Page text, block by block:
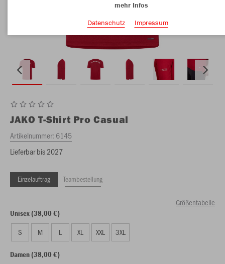
JAKO T-Shirt Pro Casual
Artikelnummer: 6145
Lieferbar bis 2027
Einzelauftrag Teambestellung
Größentabelle
Unisex (38,00 €)
S M L XL XXL 3XL
Damen (38,00 €)
mehr Infos
Datenschutz
Impressum